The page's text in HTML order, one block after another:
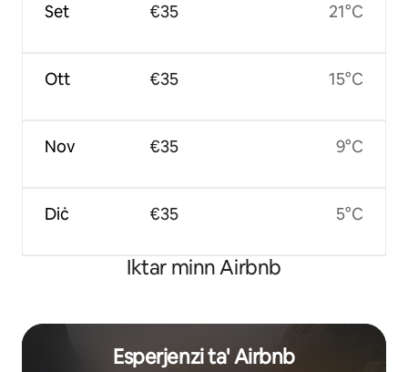
Set
Ott
Nov
Diċ
€35
€35
€35
€35
21°C
15°C
9°C
5°C
Iktar minn Airbnb
Esperjenzi ta' Airbnb